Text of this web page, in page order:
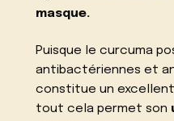
masque.
Puisque le curcuma
antibactériennes et
constitue un
tout cela permet son